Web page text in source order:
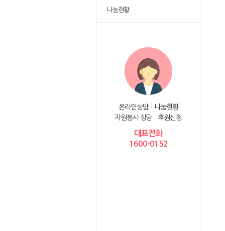
나눔현황
온라인상담
나눔현황
자원봉사 상담
후원신청
대표전화
1600-0152